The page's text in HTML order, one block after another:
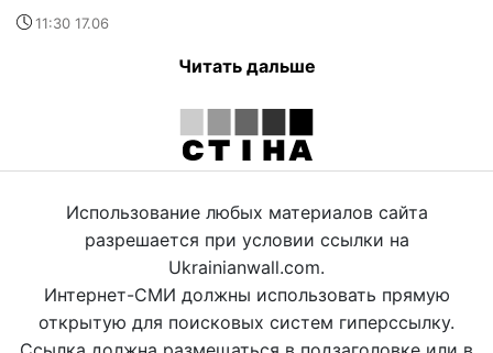
11:30 17.06
Читать дальше
Использование любых материалов сайта
разрешается при условии ссылки на
Ukrainianwall.com.
Интернет-СМИ должны использовать прямую
открытую для поисковых систем гиперссылку.